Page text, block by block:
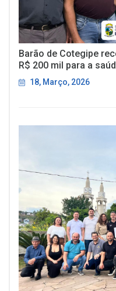
Barão de Cotegipe
R$ 200 mil para a
18, Março, 2026